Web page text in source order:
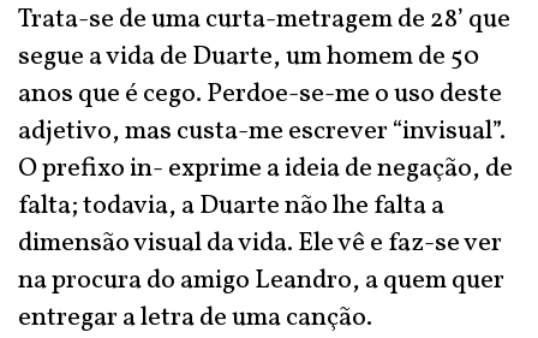
Trata-se de uma curta-metragem de 28’ que
segue a vida de Duarte, um homem de 50
anos que é cego. Perdoe-se-me o uso deste
adjetivo, mas custa-me escrever “invisual”.
O prefixo in- exprime a ideia de negação, de
falta; todavia, a Duarte não lhe falta a
dimensão visual da vida. Ele vê e faz-se ver
na procura do amigo Leandro, a quem quer
entregar a letra de uma canção.